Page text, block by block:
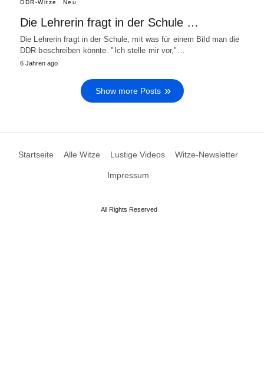
DDR-Witze Neu
Die Lehrerin fragt in der Schule …
Die Lehrerin fragt in der Schule, mit was für einem Bild man die
DDR beschreiben könnte. "Ich stelle mir vor,"…
6 Jahren ago
Show more Posts
Startseite Alle Witze Lustige Videos Witze-Newsletter
Impressum
All Rights Reserved